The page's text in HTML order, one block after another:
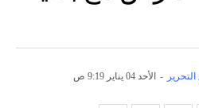
- الأحد 04 يناير 9:19 ص